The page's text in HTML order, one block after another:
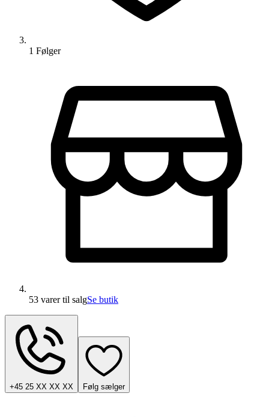
1 Følger
53 varertil salgSe butik
+45 25 XX XX XX Følg sælger